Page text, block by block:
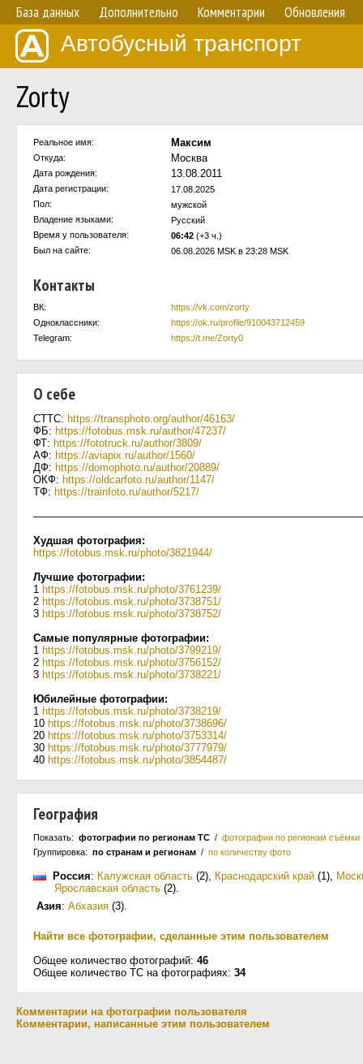
База данных Дополнительно Комментарии Обновления
Автобусный транспорт
Zorty
Реальное имя: Максим
Откуда: Москва
Дата рождения: 13.08.2011
Дата регистрации:
17.08.2025
Пол:
мужской
Владение языками:
Русский
Время у пользователя:
06:42 (+3 ч.)
Был на сайте:
06.08.2026 MSK в 23:28 MSK
Контакты
ВК:
https://vk.com/zorty
Одноклассники:
https://ok.ru/profile/910043712459
Telegram:
https://t.me/Zorty0
О себе
СТТС: https://transphoto.org/author/46163/
ФБ: https://fotobus.msk.ru/author/47237/
ФТ: https://fototruck.ru/author/3809/
АФ: https://aviapix.ru/author/1560/
ДФ: https://domophoto.ru/author/20889/
ОКФ: https://oldcarfoto.ru/author/1147/
ТФ: https://trainfoto.ru/author/5217/
Худшая фотография:
https://fotobus.msk.ru/photo/3821944/
Лучшие фотографии:
1 https://fotobus.msk.ru/photo/3761239/
2 https://fotobus.msk.ru/photo/3738751/
3 https://fotobus.msk.ru/photo/3738752/
Самые популярные фотографии:
1 https://fotobus.msk.ru/photo/3799219/
2 https://fotobus.msk.ru/photo/3756152/
3 https://fotobus.msk.ru/photo/3738221/
Юбилейные фотографии:
1 https://fotobus.msk.ru/photo/3738219/
10 https://fotobus.msk.ru/photo/3738696/
20 https://fotobus.msk.ru/photo/3753314/
30 https://fotobus.msk.ru/photo/3777979/
40 https://fotobus.msk.ru/photo/3854487/
География
Показать: фотографии по регионам ТС / фотографии по регионам съёмки
Группировка: по странам и регионам / по количеству фото
Россия: Калужская область (2), Краснодарский край (1),
Ярославская область (2).
Азия: Абхазия (3).
Найти все фотографии, сделанные этим пользователем
Общее количество фотографий: 46
Общее количество ТС на фотографиях: 34
Комментарии на фотографии пользователя
Комментарии, написанные этим пользователем